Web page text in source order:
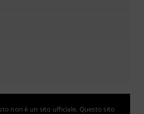
non è un sito ufficiale. Questo sito